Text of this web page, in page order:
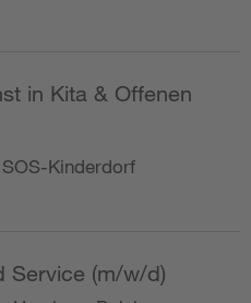
in Kita & Offenen
Kinderdorf
Service (m/w/d)